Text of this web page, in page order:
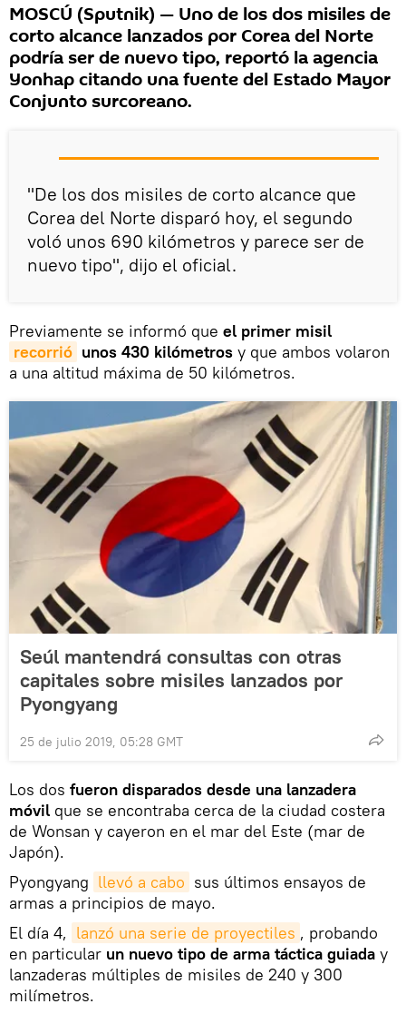
MOSCÚ (Sputnik) — Uno de los dos misiles de
corto alcance lanzados por Corea del Norte
podría ser de nuevo tipo, reportó la agencia
Yonhap citando una fuente del Estado Mayor
Conjunto surcoreano.
"De los dos misiles de corto alcance que
Corea del Norte disparó hoy, el segundo
voló unos 690 kilómetros y parece ser de
nuevo tipo", dijo el oficial.
Previamente se informó que el primer misil
recorrió unos 430 kilómetros y que ambos volaron
a una altitud máxima de 50 kilómetros.
Seúl mantendrá consultas con otras
capitales sobre misiles lanzados por
Pyongyang
25 de julio 2019, 05:28 GMT
Los dos fueron disparados desde una lanzadera
móvil que se encontraba cerca de la ciudad costera
de Wonsan y cayeron en el mar del Este (mar de
Japón).
Pyongyang llevó a cabo sus últimos ensayos de
armas a principios de mayo.
El día 4, lanzó una serie de proyectiles , probando
en particular un nuevo tipo de arma táctica guiada y
lanzaderas múltiples de misiles de 240 y 300
milímetros.